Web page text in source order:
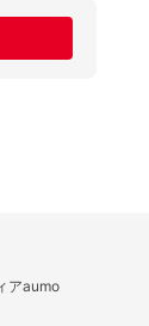
アaumo